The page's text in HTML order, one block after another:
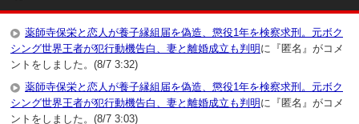
薬師寺保栄と恋人が養子縁組届を偽造、懲役1年を検察求刑。元ボク
シング世界王者が犯行動機告白、妻と離婚成立も判明 に『匿名』がコメ
ントをしました。(8/7 3:32)
薬師寺保栄と恋人が養子縁組届を偽造、懲役1年を検察求刑。元ボク
シング世界王者が犯行動機告白、妻と離婚成立も判明 に『匿名』がコメ
ントをしました。(8/7 3:03)